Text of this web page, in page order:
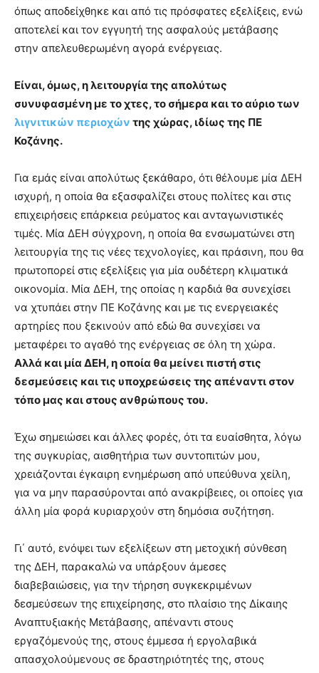
όπως αποδείχθηκε και από τις πρόσφατες εξελίξεις, ενώ
αποτελεί και τον εγγυητή της ασφαλούς μετάβασης
στην απελευθερωμένη αγορά ενέργειας.
Είναι, όμως, η λειτουργία της απολύτως
συνυφασμένη με το χτες, το σήμερα και το αύριο των
λιγνιτικών περιοχών της χώρας, ιδίως της ΠΕ
Κοζάνης.
Για εμάς είναι απολύτως ξεκάθαρο, ότι θέλουμε μία ΔΕΗ
ισχυρή, η οποία θα εξασφαλίζει στους πολίτες και στις
επιχειρήσεις επάρκεια ρεύματος και ανταγωνιστικές
τιμές. Μία ΔΕΗ σύγχρονη, η οποία θα ενσωματώνει στη
λειτουργία της τις νέες τεχνολογίες, και πράσινη, που θα
πρωτοπορεί στις εξελίξεις για μία ουδέτερη κλιματικά
οικονομία. Μία ΔΕΗ, της οποίας η καρδιά θα συνεχίσει
να χτυπάει στην ΠΕ Κοζάνης και με τις ενεργειακές
αρτηρίες που ξεκινούν από εδώ θα συνεχίσει να
μεταφέρει το αγαθό της ενέργειας σε όλη τη χώρα.
Αλλά και μία ΔΕΗ, η οποία θα μείνει πιστή στις
δεσμεύσεις και τις υποχρεώσεις της απέναντι στον
τόπο μας και στους ανθρώπους του.
Έχω σημειώσει και άλλες φορές, ότι τα ευαίσθητα, λόγω
της συγκυρίας, αισθητήρια των συντοπιτών μου,
χρειάζονται έγκαιρη ενημέρωση από υπεύθυνα χείλη,
για να μην παρασύρονται από ανακρίβειες, οι οποίες για
άλλη μία φορά κυριαρχούν στη δημόσια συζήτηση.
Γι΄ αυτό, ενόψει των εξελίξεων στη μετοχική σύνθεση
της ΔΕΗ, παρακαλώ να υπάρξουν άμεσες
διαβεβαιώσεις, για την τήρηση συγκεκριμένων
δεσμεύσεων της επιχείρησης, στο πλαίσιο της Δίκαιης
Αναπτυξιακής Μετάβασης, απέναντι στους
εργαζόμενούς της, στους έμμεσα ή εργολαβικά
απασχολούμενους σε δραστηριότητές της, στους